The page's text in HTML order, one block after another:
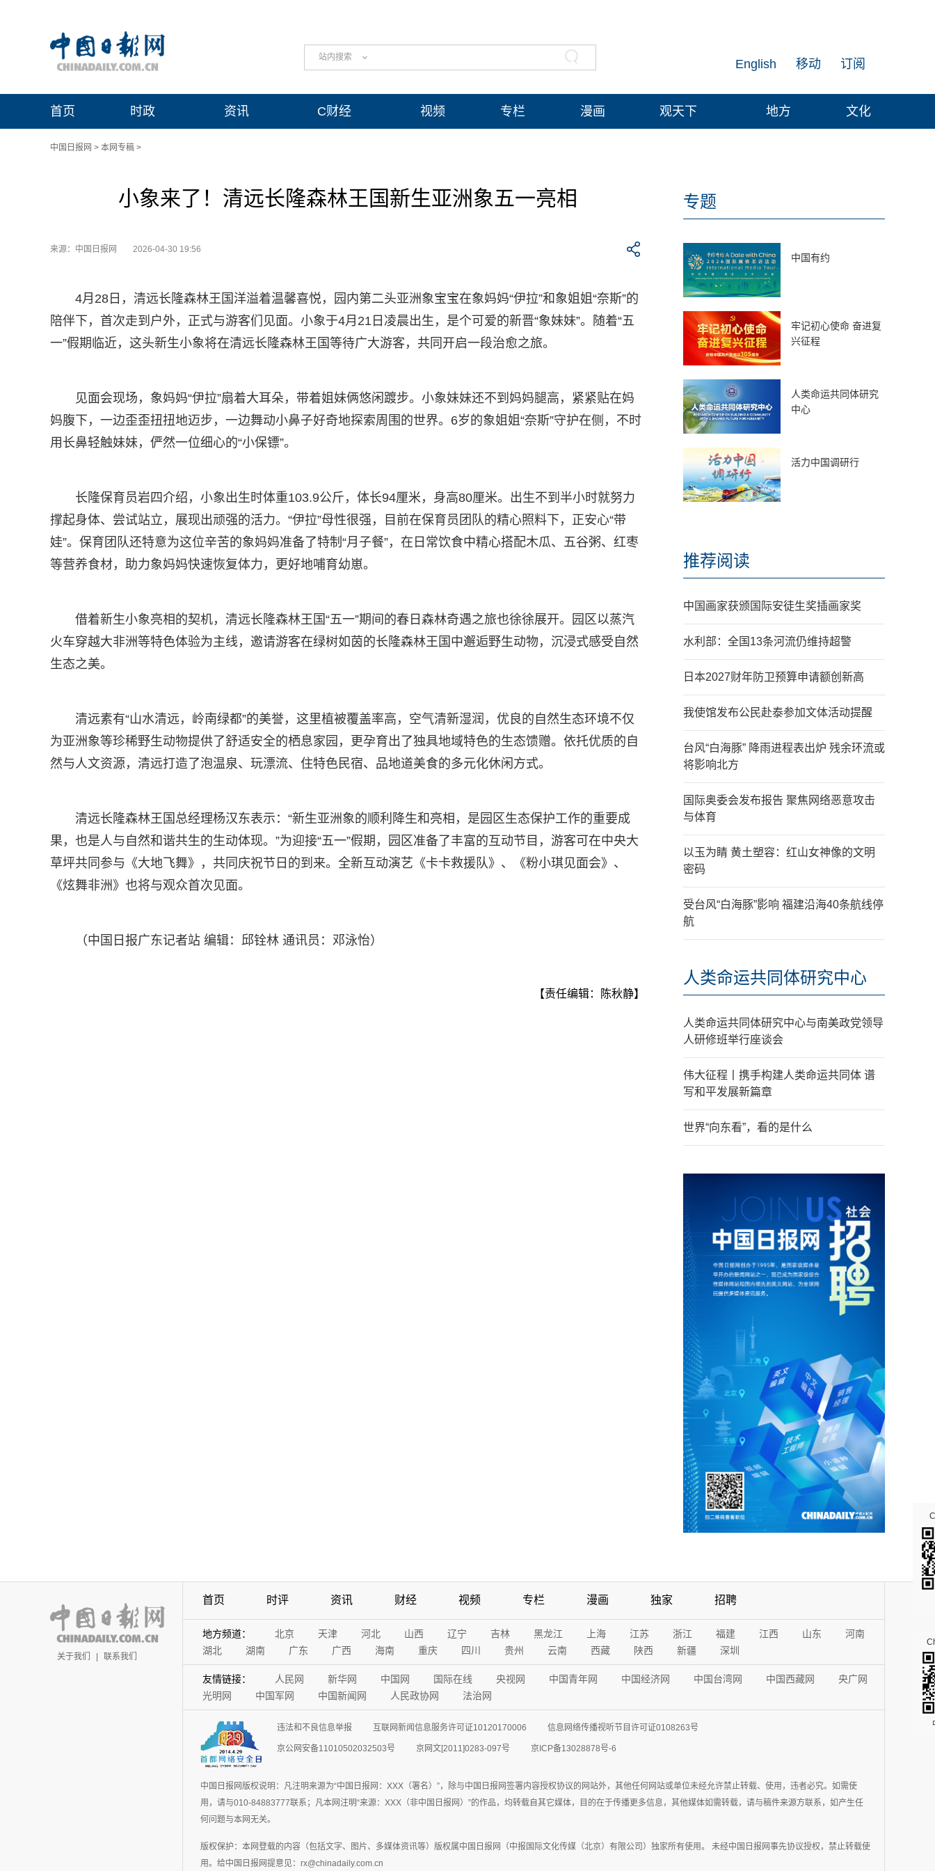
站内搜索 订阅
移动
English
首页 时政 资讯 C财经 视频 专栏 漫画 观天下 地方 文化
中国日报网 > 本网专稿 >
小象来了！清远长隆森林王国新生亚洲象五一亮相
来源：中国日报网 2026-04-30 19:56
4月28日，清远长隆森林王国洋溢着温馨喜悦，园内第二头亚洲象宝宝在象妈妈“伊拉”和象姐姐“奈斯”的
陪伴下，首次走到户外，正式与游客们见面。小象于4月21日凌晨出生，是个可爱的新晋“象妹妹”。随着“五
一”假期临近，这头新生小象将在清远长隆森林王国等待广大游客，共同开启一段治愈之旅。
见面会现场，象妈妈“伊拉”扇着大耳朵，带着姐妹俩悠闲踱步。小象妹妹还不到妈妈腿高，紧紧贴在妈
妈腹下，一边歪歪扭扭地迈步，一边舞动小鼻子好奇地探索周围的世界。6岁的象姐姐“奈斯”守护在侧，不时
用长鼻轻触妹妹，俨然一位细心的“小保镖”。
长隆保育员岩四介绍，小象出生时体重103.9公斤，体长94厘米，身高80厘米。出生不到半小时就努力
撑起身体、尝试站立，展现出顽强的活力。“伊拉”母性很强，目前在保育员团队的精心照料下，正安心“带
娃”。保育团队还特意为这位辛苦的象妈妈准备了特制“月子餐”，在日常饮食中精心搭配木瓜、五谷粥、红枣
等营养食材，助力象妈妈快速恢复体力，更好地哺育幼崽。
借着新生小象亮相的契机，清远长隆森林王国“五一”期间的春日森林奇遇之旅也徐徐展开。园区以蒸汽
火车穿越大非洲等特色体验为主线，邀请游客在绿树如茵的长隆森林王国中邂逅野生动物，沉浸式感受自然
生态之美。
清远素有“山水清远，岭南绿都”的美誉，这里植被覆盖率高，空气清新湿润，优良的自然生态环境不仅
为亚洲象等珍稀野生动物提供了舒适安全的栖息家园，更孕育出了独具地域特色的生态馈赠。依托优质的自
然与人文资源，清远打造了泡温泉、玩漂流、住特色民宿、品地道美食的多元化休闲方式。
清远长隆森林王国总经理杨汉东表示：“新生亚洲象的顺利降生和亮相，是园区生态保护工作的重要成
果，也是人与自然和谐共生的生动体现。”为迎接“五一”假期，园区准备了丰富的互动节目，游客可在中央大
草坪共同参与《大地飞舞》，共同庆祝节日的到来。全新互动演艺《卡卡救援队》、《粉小琪见面会》、
《炫舞非洲》也将与观众首次见面。
（中国日报广东记者站 编辑：邱铨林 通讯员：邓泳怡）
【责任编辑：陈秋静】
专题
中国有约
牢记初心使命 奋进复
兴征程
人类命运共同体研究
中心
活力中国调研行
推荐阅读
中国画家获颁国际安徒生奖插画家奖
水利部：全国13条河流仍维持超警
日本2027财年防卫预算申请额创新高
我使馆发布公民赴泰参加文体活动提醒
台风“白海豚” 降雨进程表出炉 残余环流或
将影响北方
国际奥委会发布报告 聚焦网络恶意攻击
与体育
以玉为睛 黄土塑容：红山女神像的文明
密码
受台风“白海豚”影响 福建沿海40条航线停
航
人类命运共同体研究中心
人类命运共同体研究中心与南美政党领导
人研修班举行座谈会
伟大征程丨携手构建人类命运共同体 谱
写和平发展新篇章
世界“向东看”，看的是什么
关于我们 | 联系我们
首页 时评 资讯 财经 视频 专栏 漫画 独家 招聘
地方频道： 北京 天津 河北 山西 辽宁 吉林 黑龙江 上海 江苏 浙江 福建 江西 山东
河南
湖北
湖南 广东 广西 海南 重庆 四川 贵州 云南 西藏 陕西 新疆 深圳
友情链接： 人民网 新华网 中国网 国际在线 央视网 中国青年网 中国经济网 中国台湾网 中国西藏网
央广网
光明网
中国军网 中国新闻网 人民政协网 法治网
违法和不良信息举报 互联网新闻信息服务许可证10120170006 信息网络传播视听节目许可证0108263号
京公网安备11010502032503号 京网文[2011]0283-097号 京ICP备13028878号-6
中国日报网版权说明：凡注明来源为“中国日报网：XXX（署名）”，除与中国日报网签署内容授权协议的网站外，其他任何网站或单位未经允许禁止转载、使用，违者必究。如需使
用，请与010-84883777联系；凡本网注明“来源：XXX（非中国日报网）”的作品，均转载自其它媒体，目的在于传播更多信息，其他媒体如需转载，请与稿件来源方联系，如产生任
何问题与本网无关。
版权保护：本网登载的内容（包括文字、图片、多媒体资讯等）版权属中国日报网（中报国际文化传媒（北京）有限公司）独家所有使用。 未经中国日报网事先协议授权，禁止转载使
用。给中国日报网提意见：rx@chinadaily.com.cn